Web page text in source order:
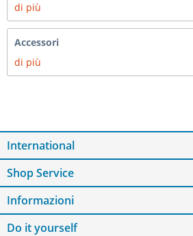
di più
Accessori
di più
International
Shop Service
Informazioni
Do it yourself